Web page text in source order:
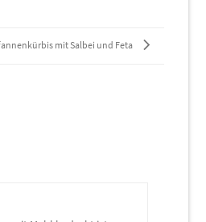
mit Salbei und Feta